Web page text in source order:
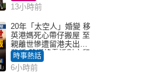
13小時前
20年「太空人」婚變 移
英港媽死心帶仔搬屋 至
親離世慘遭留港夫出軌
背叛 苦嘆終看透對方留
港「真相」｜Juicy叮
時事熱話
6小時前